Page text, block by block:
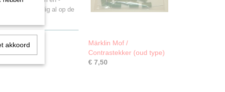
tegenwoordig al op de
Märklin Mof /
Contrastekker (oud type)
€ 7,50
akkoord